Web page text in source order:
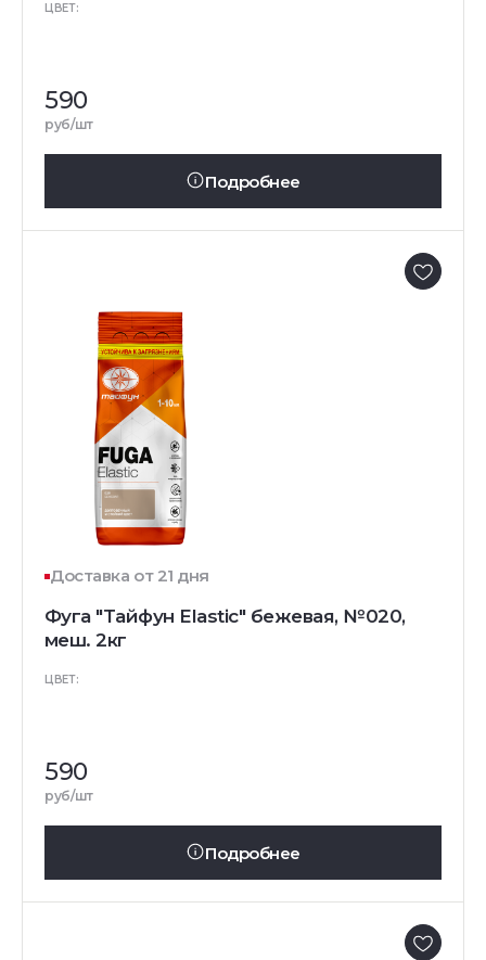
ЦВЕТ:
590
руб/шт
Подробнее
Доставка от 21 дня
Фуга "Тайфун Elastic" бежевая, №020,
меш. 2кг
ЦВЕТ:
590
руб/шт
Подробнее